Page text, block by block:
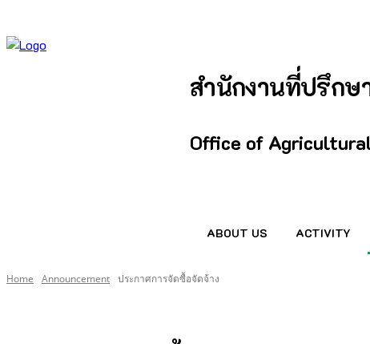
สำนักงานที่ปรึกษ
Office of
ABOUT US ACTIVITY
Home Announcement ประกาศการจัดซื้อจัดจ้าง